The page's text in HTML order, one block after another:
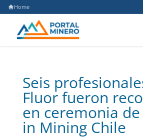
Home
Seis
Fluor fueron
en ceremonia
in Mining Chile